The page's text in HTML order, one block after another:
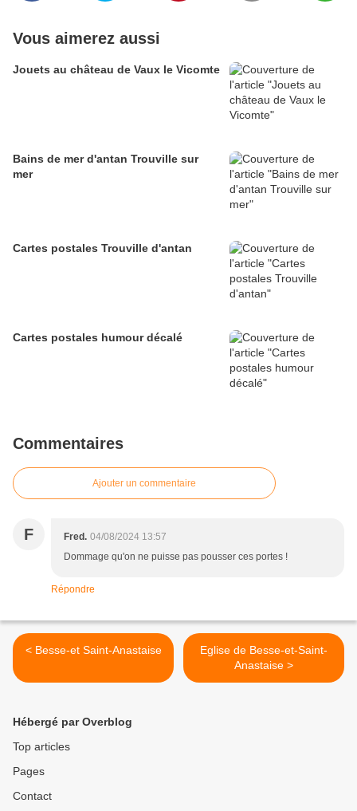
Vous aimerez aussi
Jouets au château de Vaux le Vicomte
Bains de mer d'antan Trouville sur
mer
Cartes postales Trouville d'antan
Cartes postales humour décalé
Commentaires
Ajouter un commentaire
F Fred. 04/08/2024 13:57
Dommage qu'on ne puisse pas pousser ces portes !
Répondre
< Besse-et Saint-Anastaise
Eglise de Besse-et-Saint-
Anastaise >
Hébergé par Overblog
Top articles
Pages
Contact